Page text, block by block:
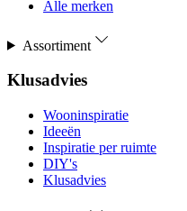
Alle merken
Assortiment
Klusadvies
Wooninspiratie
Ideeën
Inspiratie per ruimte
DIY's
Klusadvies